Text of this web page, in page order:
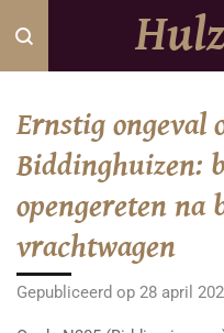
Ga
direct
hoofdinhoud
Ernstig ongeval
Biddinghuizen:
opengereten na
vrachtwagen
Gepubliceerd op 28 april